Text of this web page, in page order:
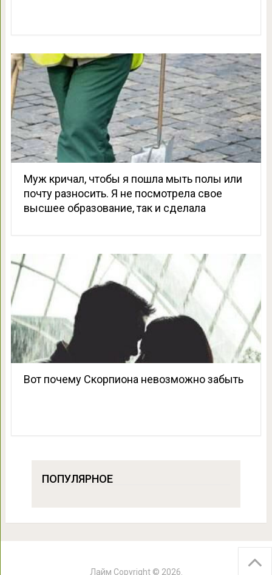
Муж кричал, чтобы я пошла мыть полы или
почту разносить. Я не посмотрела свое
высшее образование, так и сделала
Вот почему Скорпиона невозможно забыть
ПОПУЛЯРНОЕ
Лайм Copyright © 2026.